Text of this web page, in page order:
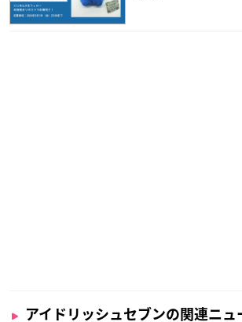
アイドリッシュセブンの関連ニュ